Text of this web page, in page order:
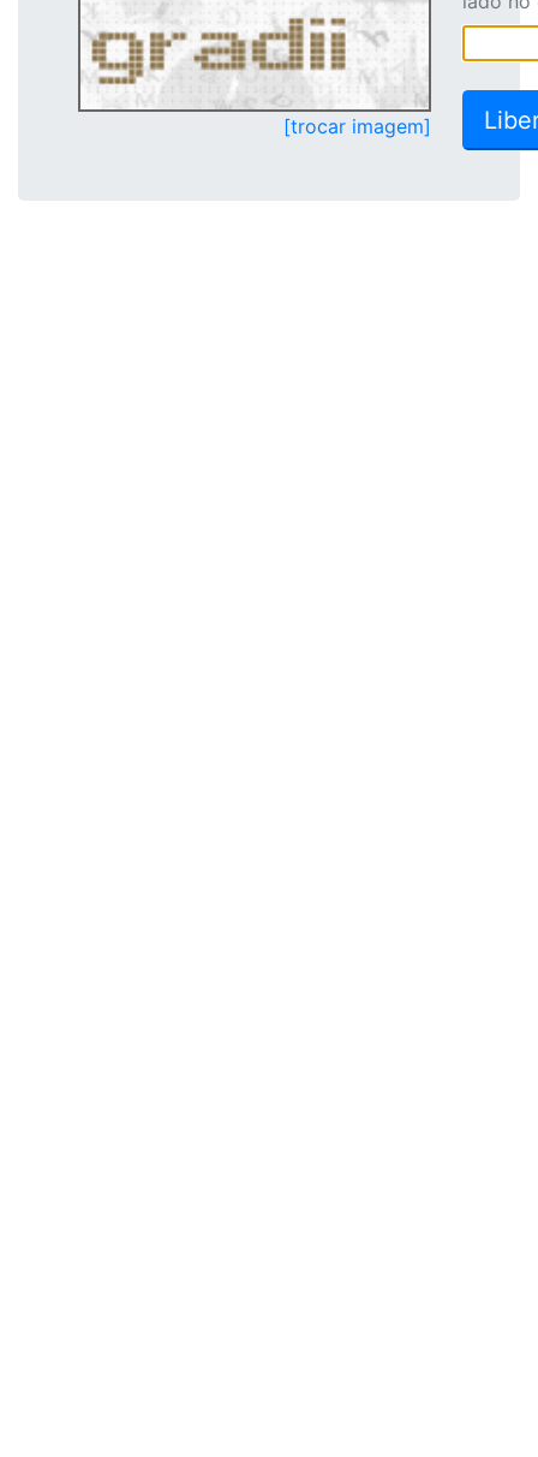
[trocar imagem]